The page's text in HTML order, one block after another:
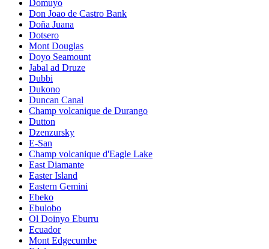
Domuyo
Don Joao de Castro Bank
Doña Juana
Dotsero
Mont Douglas
Doyo Seamount
Jabal ad Druze
Dubbi
Dukono
Duncan Canal
Champ volcanique de Durango
Dutton
Dzenzursky
E-San
Champ volcanique d'Eagle Lake
East Diamante
Easter Island
Eastern Gemini
Ebeko
Ebulobo
Ol Doinyo Eburru
Ecuador
Mont Edgecumbe